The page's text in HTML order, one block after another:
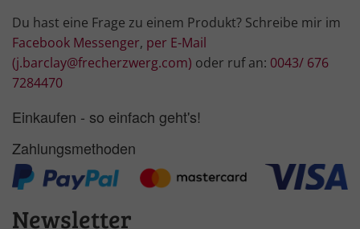
Du hast eine Frage zu einem Produkt? Schreibe mir im
Facebook Messenger, per E-Mail
(j.barclay@frecherzwerg.com) oder ruf an: 0043/ 676
7284470
Einkaufen - so einfach geht's!
Zahlungsmethoden
Newsletter